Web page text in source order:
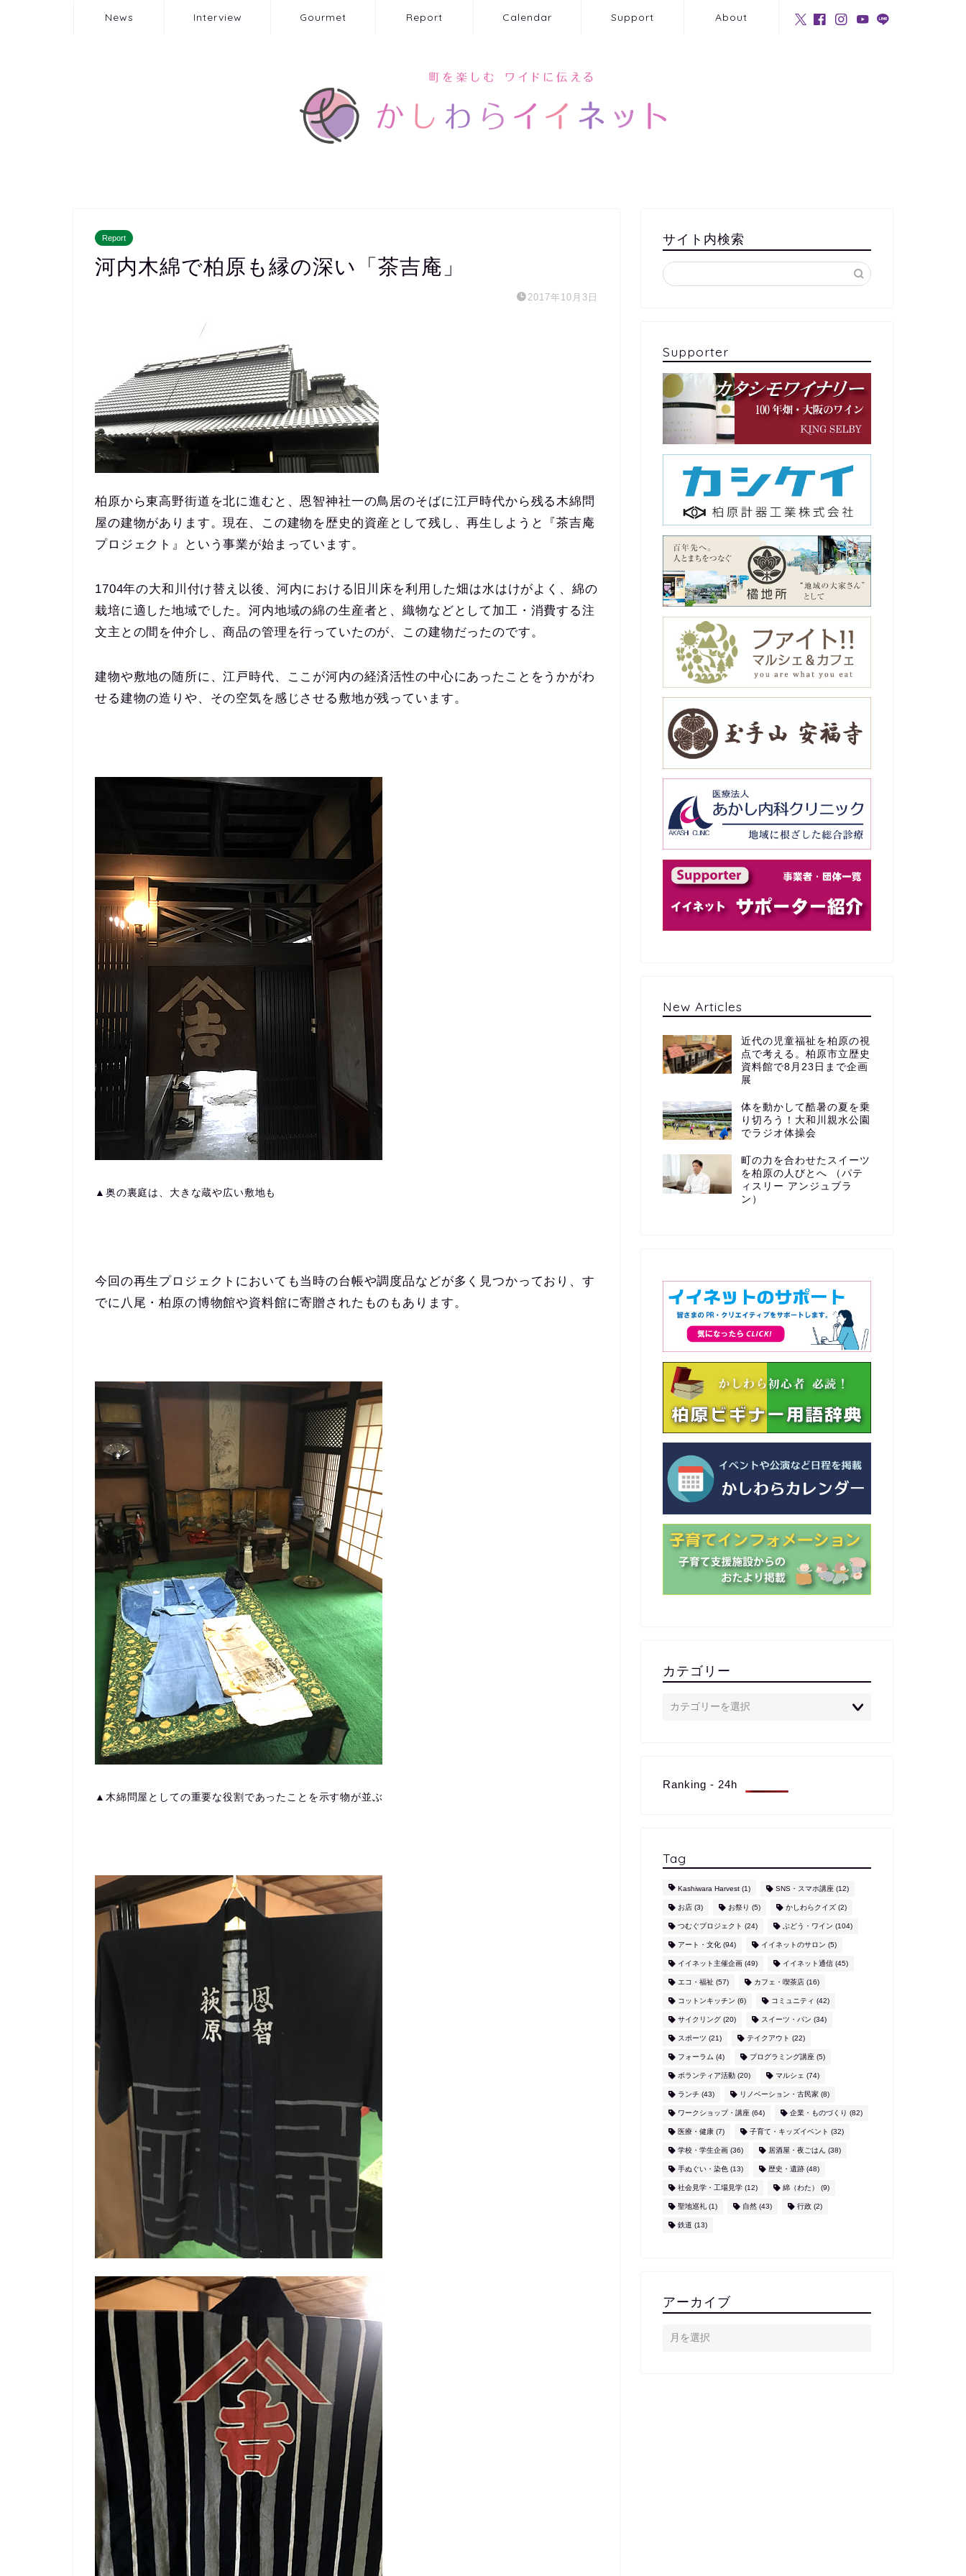
News Interview Gourmet Report Calendar Support About
Report
河内木綿で柏原も縁の深い「茶吉庵」
2017年10月3日
柏原から東高野街道を北に進むと、恩智神社一の鳥居のそばに江戸時代から残る木綿問
屋の建物があります。現在、この建物を歴史的資産として残し、再生しようと『茶吉庵
プロジェクト』という事業が始まっています。
1704年の大和川付け替え以後、河内における旧川床を利用した畑は水はけがよく、綿の
栽培に適した地域でした。河内地域の綿の生産者と、織物などとして加工・消費する注
文主との間を仲介し、商品の管理を行っていたのが、この建物だったのです。
建物や敷地の随所に、江戸時代、ここが河内の経済活性の中心にあったことをうかがわ
せる建物の造りや、その空気を感じさせる敷地が残っています。
▲奥の裏庭は、大きな蔵や広い敷地も
今回の再生プロジェクトにおいても当時の台帳や調度品などが多く見つかっており、す
でに八尾・柏原の博物館や資料館に寄贈されたものもあります。
▲木綿問屋としての重要な役割であったことを示す物が並ぶ
サイト内検索
Supporter
New Articles
近代の児童福祉を柏原の視
点で考える。柏原市立歴史
資料館で8月23日まで企画
展
体を動かして酷暑の夏を乗
り切ろう！大和川親水公園
でラジオ体操会
町の力を合わせたスイーツ
を柏原の人びとへ （パテ
ィスリー アンジュブラ
ン）
カテゴリー
Ranking - 24h
Tag
Kashiwara Harvest(1) SNS・スマホ講座(12)
お店(3) お祭り (5) かしわらクイズ(2)
つむぐプロジェクト (24) ぶどう・ワイン (104)
アート・文化(94) イイネットのサロン (5)
イイネット主催企画(49) イイネット通信(45)
エコ・福祉(57) カフェ・喫茶店(16)
コットンキッチン (6) コミュニティ (42)
サイクリング(20) スイーツ・パン (34)
スポーツ (21) テイクアウト (22)
フォーラム (4) プログラミング講座(5)
ボランティア活動(20) マルシェ (74)
ランチ(43) リノベーション・古民家(8)
ワークショップ・講座(64) 企業・ものづくり (82)
医療・健康(7) 子育て・キッズイベント (32)
学校・学生企画(36) 居酒屋・夜ごはん (38)
手ぬぐい・染色 (13) 歴史・遺跡(48)
社会見学・工場見学(12) 綿（わた） (9)
聖地巡礼(1) 自然(43) 行政(2)
鉄道 (13)
アーカイブ